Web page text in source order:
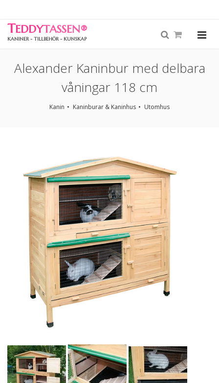
TEDDYTASSEN®
KANINER - TILLBEHÖR - KUNSKAP
Alexander Kaninbur med delbara
våningar 118 cm
Kanin Kaninburar & Kaninhus Utomhus